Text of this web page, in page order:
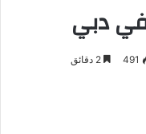
دبي
491 2 دقائق